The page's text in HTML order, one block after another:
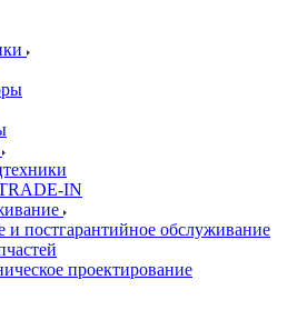
IN
и постгарантийное обслуживание
проектирование